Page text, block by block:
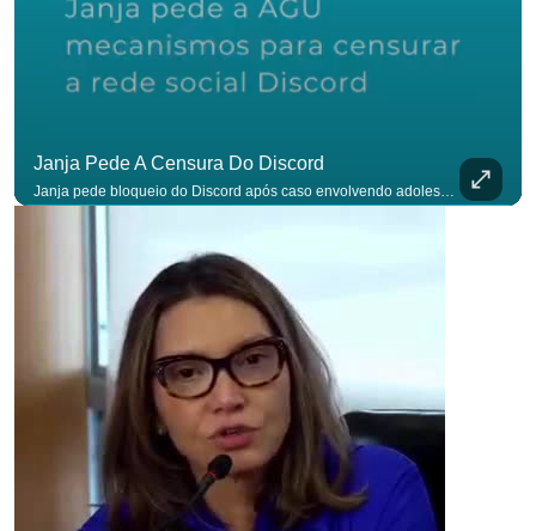
Janja Pede A Censura Do Discord